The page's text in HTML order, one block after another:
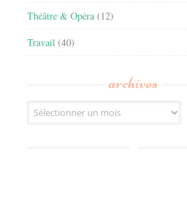
Théâtre & Opéra (12)
Travail (40)
archives
Archives